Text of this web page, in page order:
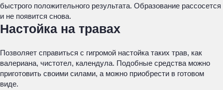
быстрого положительного результата. Образование рассосется
и не появится снова.
Настойка на травах
Позволяет справиться с гигромой настойка таких трав, как
валериана, чистотел, календула. Подобные средства можно
приготовить своими силами, а можно приобрести в готовом
виде.